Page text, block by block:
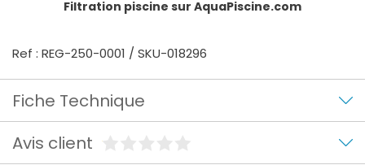
Filtration piscine sur AquaPiscine.com
Ref : REG-250-0001 / SKU-018296
Fiche Technique
Avis client